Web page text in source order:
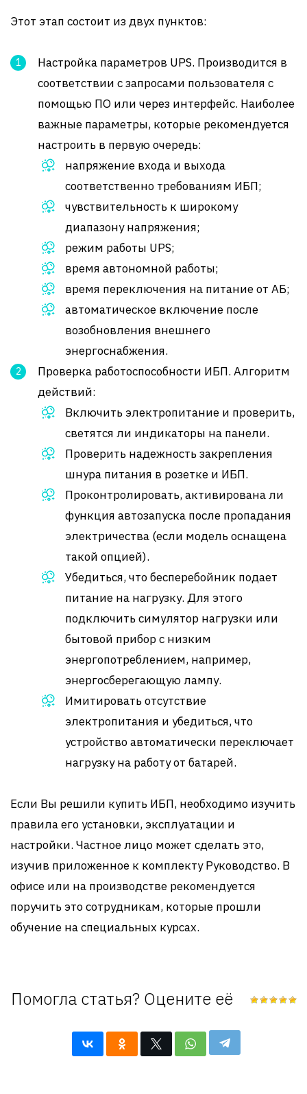
Этот этап состоит из двух пунктов:
Настройка параметров UPS. Производится в
соответствии с запросами пользователя с
помощью ПО или через интерфейс. Наиболее
важные параметры, которые рекомендуется
настроить в первую очередь:
напряжение входа и выхода
соответственно требованиям ИБП;
чувствительность к широкому
диапазону напряжения;
режим работы UPS;
время автономной работы;
время переключения на питание от АБ;
автоматическое включение после
возобновления внешнего
энергоснабжения.
Проверка работоспособности ИБП. Алгоритм
действий:
Включить электропитание и проверить,
светятся ли индикаторы на панели.
Проверить надежность закрепления
шнура питания в розетке и ИБП.
Проконтролировать, активирована ли
функция автозапуска после пропадания
электричества (если модель оснащена
такой опцией).
Убедиться, что бесперебойник подает
питание на нагрузку. Для этого
подключить симулятор нагрузки или
бытовой прибор с низким
энергопотреблением, например,
энергосберегающую лампу.
Имитировать отсутствие
электропитания и убедиться, что
устройство автоматически переключает
нагрузку на работу от батарей.
Если Вы решили купить ИБП, необходимо изучить
правила его установки, эксплуатации и
настройки. Частное лицо может сделать это,
изучив приложенное к комплекту Руководство. В
офисе или на производстве рекомендуется
поручить это сотрудникам, которые прошли
обучение на специальных курсах.
Помогла статья? Оцените её